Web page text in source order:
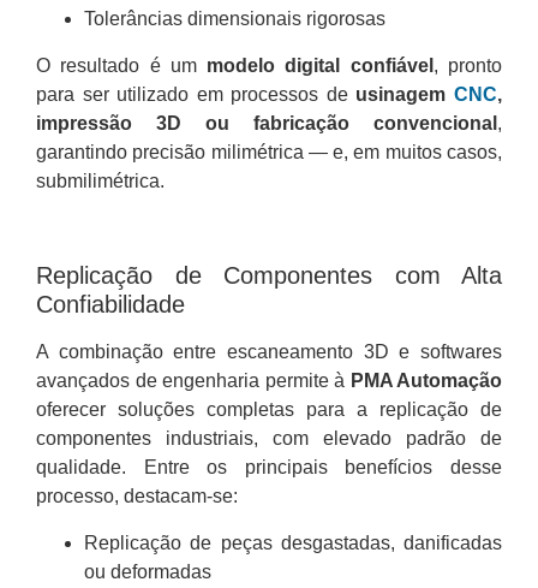
Tolerâncias dimensionais rigorosas
O resultado é um modelo digital confiável , pronto
para ser utilizado em processos de usinagemCNC,
impressão 3D ou fabricação convencional ,
garantindo precisão milimétrica — e, em muitos casos,
submilimétrica.
Replicação de Componentes com Alta
Confiabilidade
A combinação entre escaneamento 3D e softwares
avançados de engenharia permite à PMA Automação
oferecer soluções completas para a replicação de
componentes industriais, com elevado padrão de
qualidade. Entre os principais benefícios desse
processo, destacam-se:
Replicação de peças desgastadas, danificadas
ou deformadas